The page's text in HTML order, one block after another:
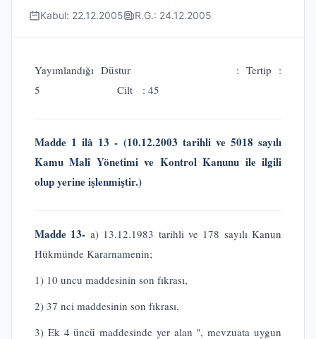
Kabul: 22.12.2005 R.G.: 24.12.2005
Yayımlandığı Düstur : Tertip :
5 Cilt : 45
Madde 1 ilâ 13 - (10.12.2003 tarihli ve 5018 sayılı
Kamu Malî Yönetimi ve Kontrol Kanunu ile ilgili
olup yerine işlenmiştir.)
Madde 13- a) 13.12.1983 tarihli ve 178 sayılı Kanun
Hükmünde Kararnamenin;
1) 10 uncu maddesinin son fıkrası,
2) 37 nci maddesinin son fıkrası,
3) Ek 4 üncü maddesinde yer alan ", mevzuata uygun